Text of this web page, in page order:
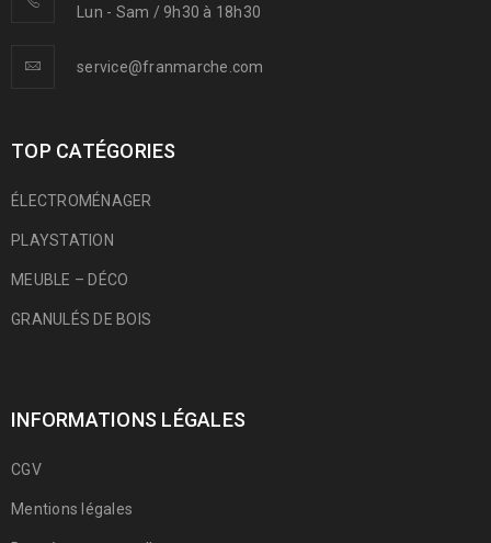
Lun - Sam / 9h30 à 18h30
service@franmarche.com
TOP CATÉGORIES
ÉLECTROMÉNAGER
PLAYSTATION
MEUBLE – DÉCO
GRANULÉS DE BOIS
INFORMATIONS LÉGALES
CGV
Mentions légales